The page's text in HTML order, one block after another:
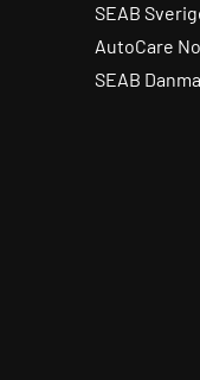
SEAB
AutoCare
SEAB